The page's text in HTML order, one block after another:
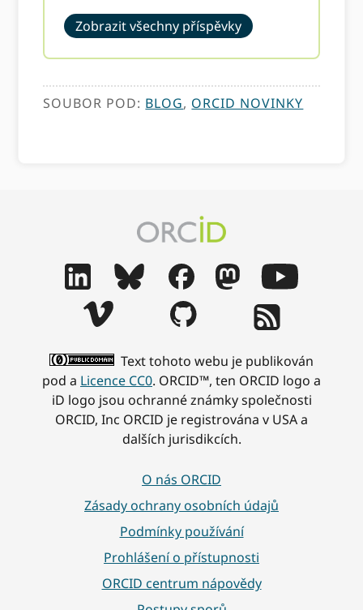
Zobrazit všechny příspěvky
SOUBOR POD: BLOG, ORCID NOVINKY
Text tohoto webu je publikován
pod a Licence CC0. ORCID™, ten ORCID logo a
iD logo jsou ochranné známky společnosti
ORCID, Inc ORCID je registrována v USA a
dalších jurisdikcích.
O nás ORCID
Zásady ochrany osobních údajů
Podmínky používání
Prohlášení o přístupnosti
ORCID centrum nápovědy